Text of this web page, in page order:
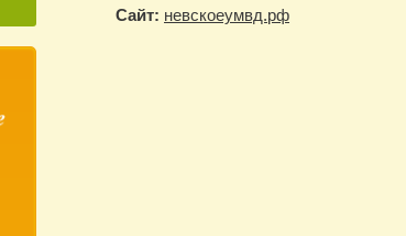
Сайт: невскоеумвд.рф